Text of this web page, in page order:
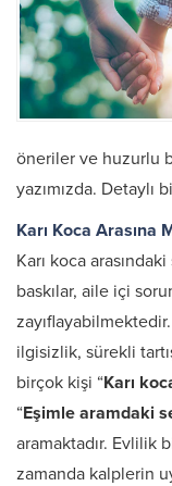
öneriler ve huzurlu
yazımızda. Detaylı
Karı Koca Arasına
Karı koca
baskılar, aile içi
ilgisizlik, sürekli
birçok kişi “Karı
“Eşimle aramdaki
aramaktadır. Evlilik
zamanda kalplerin